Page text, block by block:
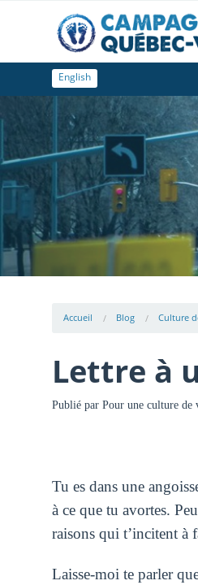
English
Accueil Blog Culture
Lettre à
Publié par Pour une culture de
Tu es dans une
à ce que tu avortes.
raisons qui t’incitent à
Laisse-moi te parler